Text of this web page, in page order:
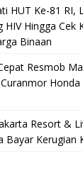
HUT Ke-81 RI,
HIV Hingga Cek
Binaan
Resmob
Resort &
Bayar Kerugian